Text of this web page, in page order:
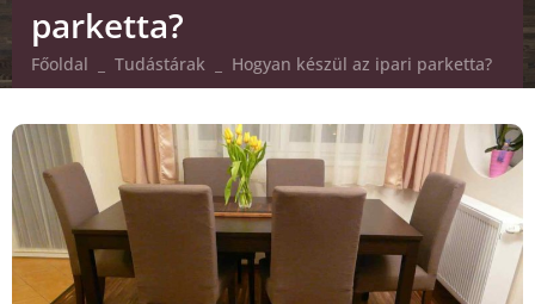
parketta?
Főoldal Tudástárak Hogyan készül az ipari parketta?